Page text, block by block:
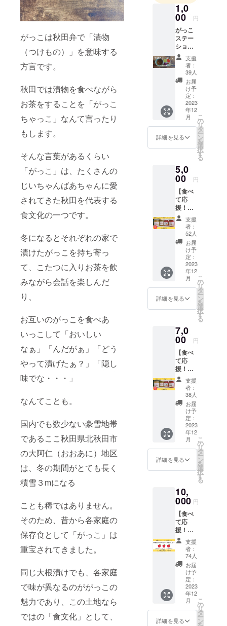
がっこは秋田弁で「漬物
（つけもの）」を意味する
方言です。
秋田では漬物を食べながら
お茶をすることを「がっこ
ちゃっこ」なんて言ったり
もします。
そんな言葉があるくらい
「がっこ」は、たくさんの
じいちゃんばあちゃんに愛
されてきた秋田を代表する
食文化の一つです。
冬になるとそれぞれの家で
漬けたがっこを持ち寄っ
て、こたつに入りお茶を飲
みながら会話を楽しんだ
り、
お互いのがっこを食べあ
いっこして「おいしい
なぁ」「んだがぁ」「どう
やって漬げたぁ？」「隠し
味でな・・・」
なんてことも。
国内でも数少ない豪雪地帯
であるここ秋田県北秋田市
の大阿仁（おおあに）地区
は、冬の期間がとても長く
積雪３mになる
ことも稀ではありません。
そのため、昔から各家庭の
保存食として「がっこ」は
重宝されてきました。
同じ大根漬けでも、各家庭
で味が異なるのががっこの
魅力であり、この土地なら
ではの「食文化」として、
1,0
00 円
がっこ
ステー
ション
「とに
かく応
援した
い！」
という
方のた
めのリ
ターン
です。
支援者
の皆様
へ、大
阿仁
ングか
ら感謝
のメッ
セージ
をお届
けいた
しま
す！
支援
者：
39人
お届
け予
定：
2023
年12
月
詳細を見る
こ
の
リ
タ
ー
ン
を
選
択
す
る
5,0
00 円
【食べ
て応
援！】
感謝の
メッ
セージ
＋大阿
仁ワー
キング
特製
ジャム
食べ比
べ【２
個セッ
ト】
支援
者：
52人
お届
け予
定：
2023
年12
月
詳細を見る
こ
の
リ
タ
ー
ン
を
選
択
す
る
7,0
00 円
【食べ
て応
援！】
感謝の
メッ
セージ
＋大阿
仁ワー
キング
特製
ジャム
食べ比
べセッ
ト
支援
者：
38人
お届
け予
定：
2023
年12
月
詳細を見る
こ
の
リ
タ
ー
ン
を
選
択
す
る
10,
000 円
【食べ
て応
援！】
感謝の
メッ
セージ
＋山七
果樹園
リンゴ
セット
大阿仁
にある
果樹園
「山七
支援
者：
74人
お届
け予
定：
2023
年12
月
詳細を見る
こ
の
リ
タ
ー
ン